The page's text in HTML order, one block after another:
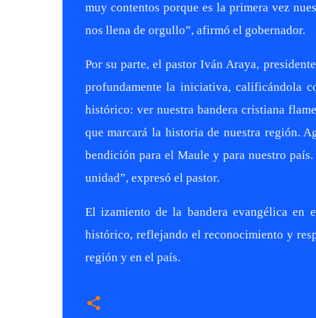
muy contentos porque es la primera vez
nos llena de orgullo”, afirmó el gobernador.
Por su parte, el pastor Iván Araya,
profundamente la iniciativa, calificándola
histórico: ver nuestra bandera cristiana
que marcará la historia de nuestra región.
bendición para el Maule y para nuestro
unidad”, expresó el pastor.
El izamiento de la bandera evangélica en
histórico, reflejando el reconocimiento y
región y en el país.